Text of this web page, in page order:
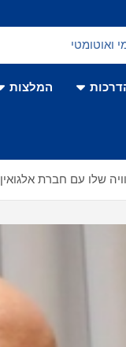
ואוטומטי
המלצות
שלו עם חברת אלגואין